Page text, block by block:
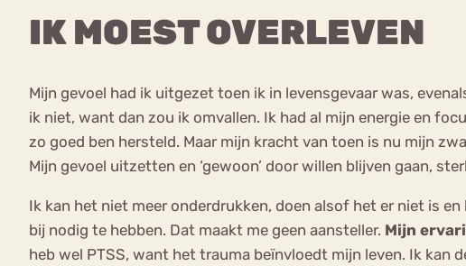
IK MOEST OVERLEVEN
Mijn gevoel had ik uitgezet toen ik in levensgevaar was,
ik niet, want dan zou ik omvallen. Ik had al mijn energie en
zo goed ben hersteld. Maar mijn kracht van toen is nu mijn
Mijn gevoel uitzetten en ‘gewoon’ door willen blijven gaan,
Ik kan het niet meer onderdrukken, doen alsof het er niet is
bij nodig te hebben. Dat maakt me geen aansteller. Mijn
heb wel PTSS, want het trauma beïnvloedt mijn leven. Ik kan